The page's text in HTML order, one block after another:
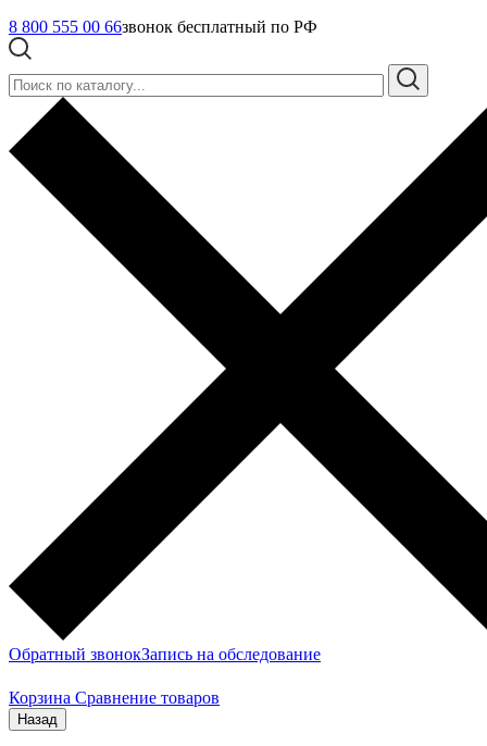
8 800 555 00 66звонок бесплатный по РФ
Обратный звонокЗапись на обследование
Корзина Сравнение товаров
Назад